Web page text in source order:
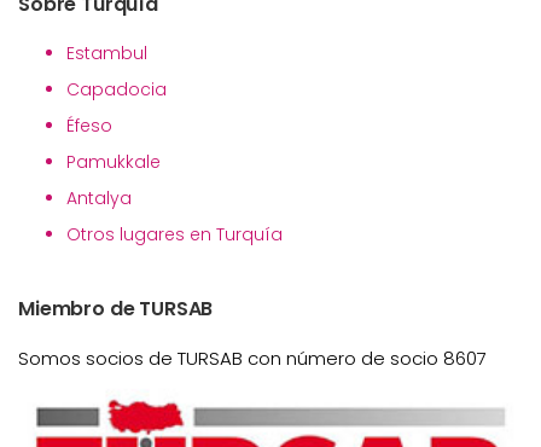
Estambul
Capadocia
Éfeso
Pamukkale
Antalya
Otros lugares en Turquía
Miembro de TURSAB
Somos socios de TURSAB con número de socio 8607